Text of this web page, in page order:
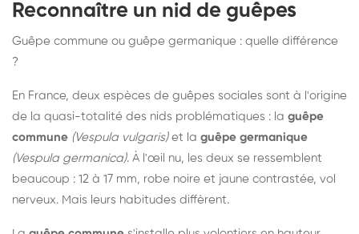
Reconnaître un nid de guêpes
Guêpe commune ou guêpe germanique : quelle différence
?
En France, deux espèces de guêpes sociales sont à l'origine
de la quasi-totalité des nids problématiques : la guêpe
commune (Vespula vulgaris)et la guêpe germanique
(Vespula germanica). À l'œil nu, les deux se ressemblent
beaucoup : 12 à 17 mm, robe noire et jaune contrastée, vol
nerveux. Mais leurs habitudes diffèrent.